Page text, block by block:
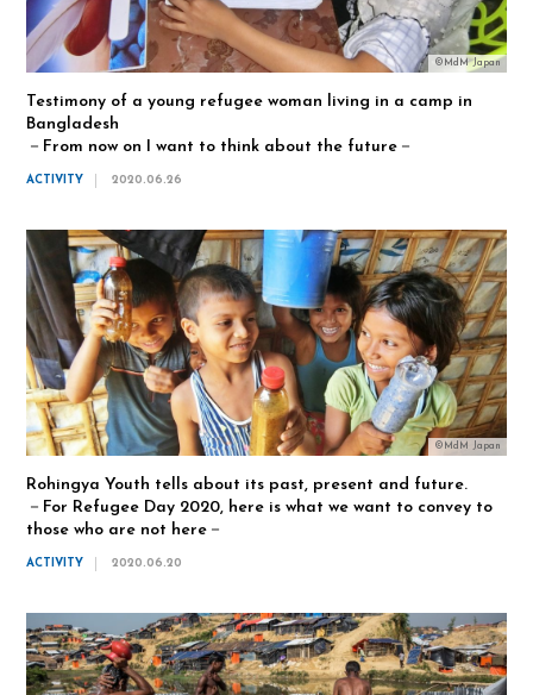
©MdM Japan
Testimony of a young refugee woman living in a camp in
Bangladesh
－From now on I want to think about the future－
ACTIVITY 2020.06.26
©MdM Japan
Rohingya Youth tells about its past, present and future.
－For Refugee Day 2020, here is what we want to convey to
those who are not here－
ACTIVITY 2020.06.20